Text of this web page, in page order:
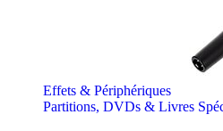
Effets & Périphériques
Partitions, DVDs & Livres